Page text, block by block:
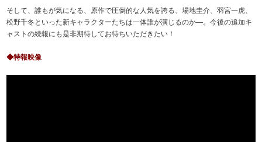
そして、誰もが気になる、原作で圧倒的な人気を誇る、場地圭介、羽宮一虎、
松野千冬といった新キャラクターたちは一体誰が演じるのか―。今後の追加キ
ャストの続報にも是非期待してお待ちいただきたい！
◆特報映像